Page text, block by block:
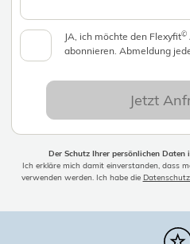
JA, ich möchte den Flexyfit©
abonnieren. Abmeldung
Jetzt
Der Schutz Ihrer persönlichen Daten
Ich erkläre mich damit einverstanden, dass
verwenden werden. Ich habe die